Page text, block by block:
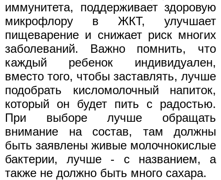
иммунитета, поддерживает здоровую
микрофлору в ЖКТ, улучшает
пищеварение и снижает риск многих
заболеваний. Важно помнить, что
каждый ребенок индивидуален,
вместо того, чтобы заставлять, лучше
подобрать кисломолочный напиток,
который он будет пить с радостью.
При выборе лучше обращать
внимание на состав, там должны
быть заявлены живые молочнокислые
бактерии, лучше - с названием, а
также не должно быть много сахара.